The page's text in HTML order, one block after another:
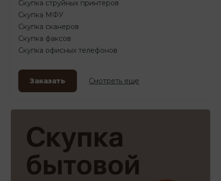
Скупка струйных принтеров
Скупка МФУ
Скупка сканеров
Скупка факсов
Скупка офисных телефонов
Заказать Смотреть еще